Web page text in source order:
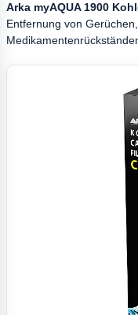
Arka myAQUA 1900
Entfernung von